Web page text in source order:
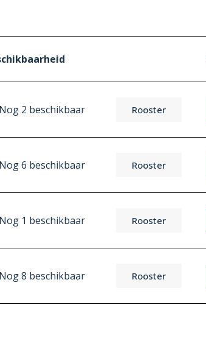
Nog 2 beschikbaar Rooster
Nog 6 beschikbaar Rooster
Nog 1 beschikbaar Rooster
Nog 8 beschikbaar Rooster